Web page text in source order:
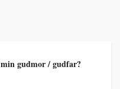
gudmor / gudfar?